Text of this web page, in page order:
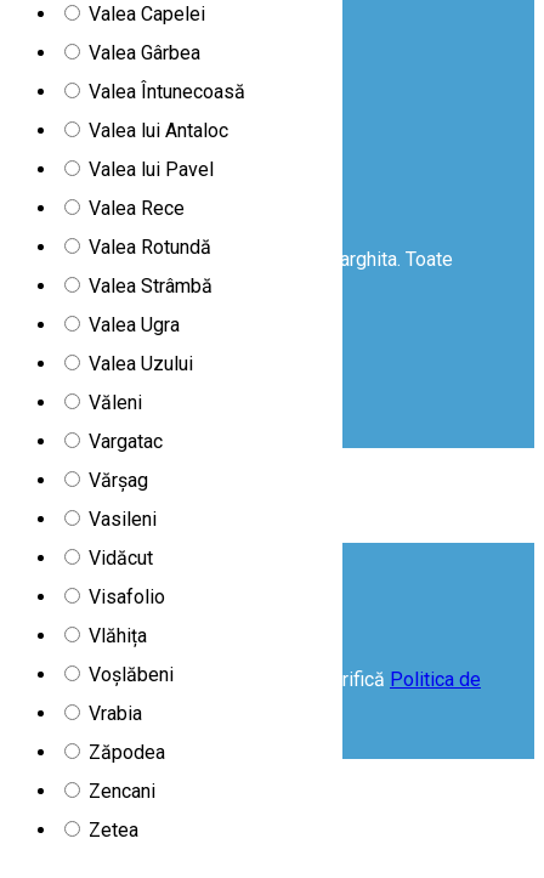
Valea Capelei
Valea Gârbea
Valea Întunecoasă
Valea lui Antaloc
Valea lui Pavel
Valea Rece
Valea Rotundă
Valea Strâmbă
Valea Ugra
Valea Uzului
Văleni
Vargatac
Vărșag
Vasileni
Vidăcut
Visafolio
Vlăhița
Voșlăbeni
Vrabia
Zăpodea
Zencani
Zetea
Politica de confidențialitate
Politica de cookie-uri
Copyright
Kit de presă
© Copyright 2026 Consiliul Județean Harghita. Toate
drepturile rezervate
Declarație de accesibilitate
Social Guide
Chestionar de satisfacție
❤️ Designed, built, maintained & hosted by
Acceptă Cookies
Acest website folosește cookie-uri. Verifică Politica de
cookie-uri
Acceptă